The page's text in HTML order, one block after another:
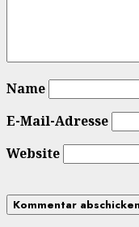
Name
E-Mail-Adresse
Website